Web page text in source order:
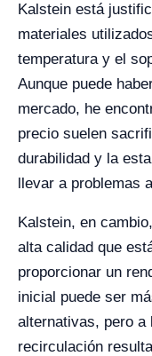
Kalstein está
materiales
temperatura y el
Aunque puede
mercado, he
precio suelen
durabilidad y la
llevar a problemas
Kalstein, en
alta calidad que
proporcionar un
inicial puede ser
alternativas, pero a
recirculación